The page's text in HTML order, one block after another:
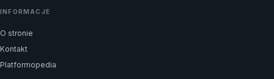
INFORMACJE
O stronie
Kontakt
Platformopedia